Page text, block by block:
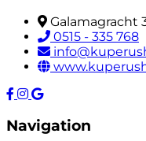
Galamagracht
0515 - 335 768
Navigation